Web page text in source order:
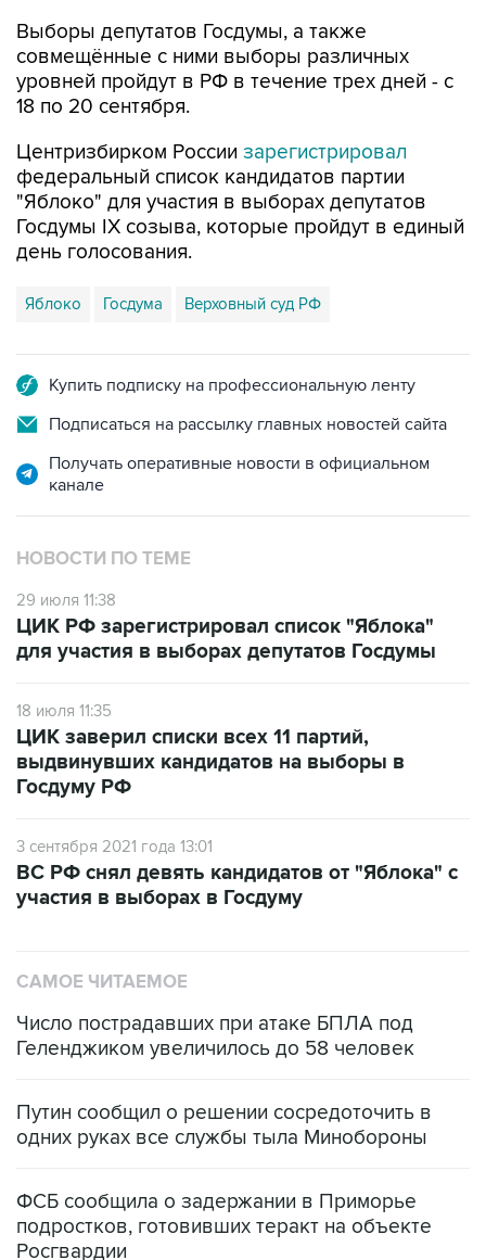
Выборы депутатов Госдумы, а также
совмещённые с ними выборы различных
уровней пройдут в РФ в течение трех дней - с
18 по 20 сентября.
Центризбирком России зарегистрировал
федеральный список кандидатов партии
"Яблоко" для участия в выборах депутатов
Госдумы IX созыва, которые пройдут в единый
день голосования.
Яблоко Госдума Верховный суд РФ
Купить подписку на профессиональную ленту
Подписаться на рассылку главных новостей сайта
Получать оперативные новости в официальном
канале
НОВОСТИ ПО ТЕМЕ
29 июля 11:38
ЦИК РФ зарегистрировал список "Яблока"
для участия в выборах депутатов Госдумы
18 июля 11:35
ЦИК заверил списки всех 11 партий,
выдвинувших кандидатов на выборы в
Госдуму РФ
3 сентября 2021 года 13:01
ВС РФ снял девять кандидатов от "Яблока" с
участия в выборах в Госдуму
САМОЕ ЧИТАЕМОЕ
Число пострадавших при атаке БПЛА под
Геленджиком увеличилось до 58 человек
Путин сообщил о решении сосредоточить в
одних руках все службы тыла Минобороны
ФСБ сообщила о задержании в Приморье
подростков, готовивших теракт на объекте
Росгвардии